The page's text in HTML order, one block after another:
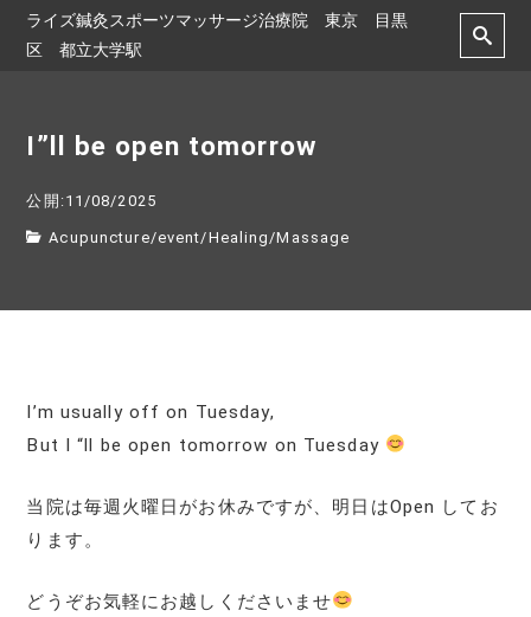
ライズ鍼灸スポーツマッサージ治療院 東京 目黒
区 都立大学駅
I”ll be open tomorrow
公開:11/08/2025
Acupuncture/event/Healing /Massage
I’m usually off on Tuesday,
But I “ll be open tomorrow on Tuesday
当院は毎週火曜日がお休みですが、明日はOpen してお
ります。
どうぞお気軽にお越しくださいませ